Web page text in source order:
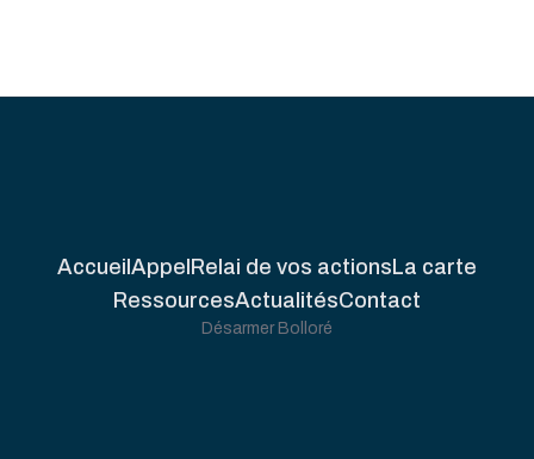
Accueil Appel Relai de vos actions La carte
RessourcesActualitésContact
Désarmer Bolloré